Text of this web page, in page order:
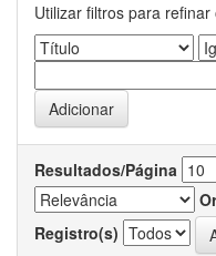
Utilizar filtros para
Resultados/Página
Registro(s)